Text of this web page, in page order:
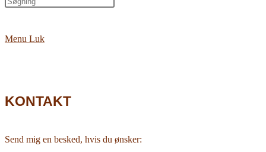
Menu Luk
KONTAKT
Send mig en besked, hvis du ønsker: